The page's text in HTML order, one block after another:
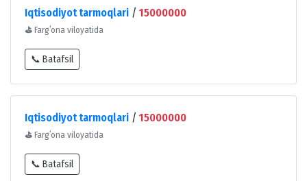
Iqtisodiyot tarmoqlari / 15000000
⛳ Fargʻona viloyatida
📞 Batafsil
Iqtisodiyot tarmoqlari / 15000000
⛳ Fargʻona viloyatida
📞 Batafsil